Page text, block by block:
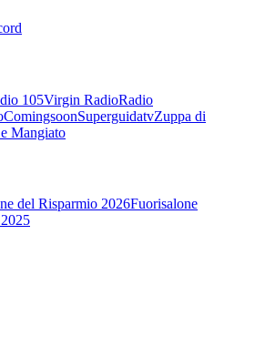
105Virgin RadioRadio
ComingsoonSuperguidatvZuppa di
Mangiato
del Risparmio 2026Fuorisalone